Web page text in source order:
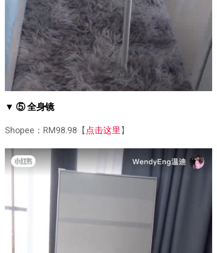
▼ ⑤ 全身镜
Shopee：RM98.98【点击这里】